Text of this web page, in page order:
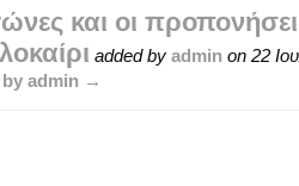
και οι
added by adminon 22
admin →